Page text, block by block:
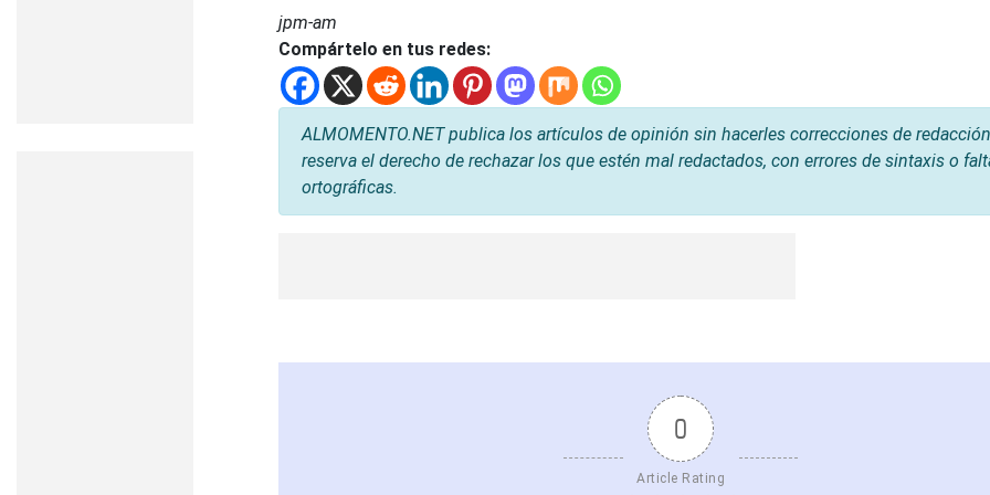
jpm-am
Compártelo en tus redes:
ALMOMENTO.NET publica los artículos de opinión sin hacerles correcciones de
reserva el derecho de rechazar los que estén mal redactados, con errores de sintaxis o
ortográficas.
0
Article Rating